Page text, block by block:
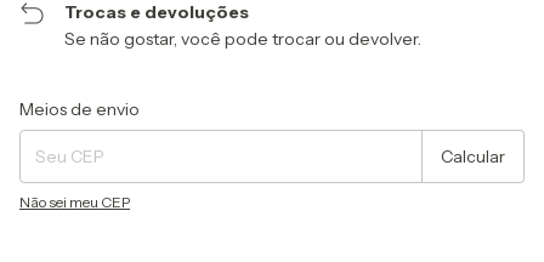
Trocas e devoluções
Se não gostar, você pode trocar ou devolver.
Entregas para o CEP:
Meios de envio
Calcular
Não sei meu CEP